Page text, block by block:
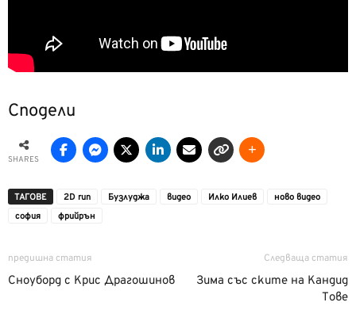
Сподели
SHARES
ТАГОВЕ 2D run Бузлуджа видео Илко Илиев
ново видео
софия
фрийрън
предишна статия
Сноуборд с Крис Драгошинов
Следваща статия
Зима със ските на Кандид
Тове